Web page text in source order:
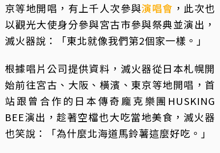
京等地開唱，有上千人次參與演唱會 ，此次也
以觀光大使身分參與宮古市參與祭典並演出，
滅火器說：「東北就像我們第2個家一樣。」
根據唱片公司提供資料，滅火器從日本札幌開
始前往宮古、大阪、橫濱、東京等地開唱，首
站跟曾合作的日本傳奇龐克樂團HUSKING
BEE演出，趁著空檔也大吃當地美食，滅火器
也笑說：「為什麼北海道馬鈴薯這麼好吃。」